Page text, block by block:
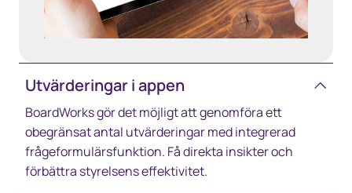
Utvärderingar i appen
BoardWorks gör det möjligt att genomföra ett
obegränsat antal utvärderingar med integrerad
frågeformulärsfunktion. Få direkta insikter och
förbättra styrelsens effektivitet.